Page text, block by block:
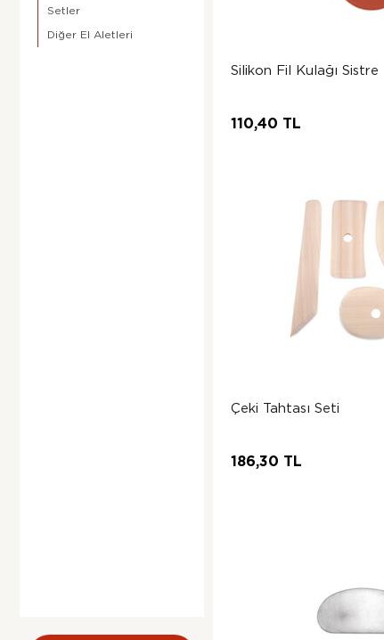
Setler
Diğer El Aletleri
Silikon Fil Kulağı Sistre
110,40 TL
Çeki Tahtası Seti
186,30 TL